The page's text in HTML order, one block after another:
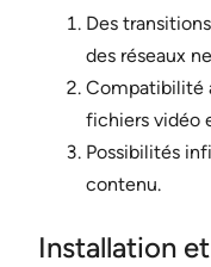
Des
des réseaux
Compatibilité
fichiers vidéo
Possibilités
contenu.
Installation